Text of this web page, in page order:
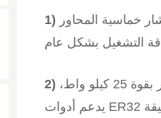
خماسية المحاور
تم تجهيز وحدة النقش بمغزل نحت خماسي المحاور بقوة 25 كيلو واط،